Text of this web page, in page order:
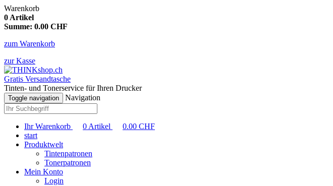
Warenkorb
0 Artikel
Summe: 0.00 CHF
zum Warenkorb
zur Kasse
Gratis Versandtasche
Tinten- und Tonerservice für Ihren Drucker
Toggle navigation Navigation
Ihr Warenkorb 0 Artikel 0.00 CHF
start
Produktwelt
Tintenpatronen
Tonerpatronen
Mein Konto
Login